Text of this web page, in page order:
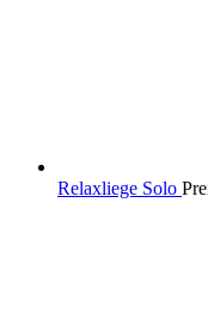
Relaxliege Solo